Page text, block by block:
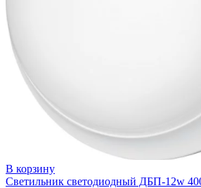
В корзину
Светильник светодиодный ДБП-12w